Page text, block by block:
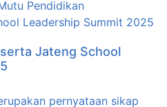
Jateng School